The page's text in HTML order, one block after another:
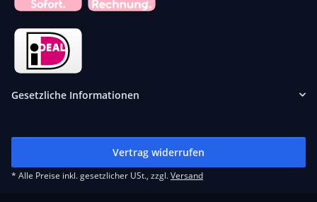
Gesetzliche Informationen
Vertrag widerrufen
* Alle Preise inkl. gesetzlicher USt., zzgl.Versand